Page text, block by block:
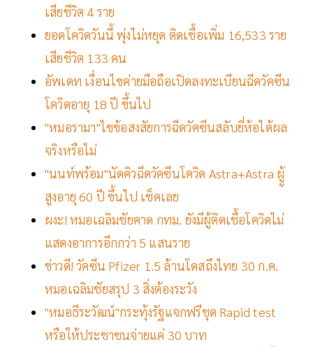
เสียชีวิต 4 ราย
ยอดโควิดวันนี้ พุ่งไม่หยุด ติดเชื้อเพิ่ม 16,533 ราย
เสียชีวิต 133 คน
อัพเดท เงื่อนไขค่ายมือถือเปิดลงทะเบียนฉีดวัคซีน
โควิดอายุ 18 ปี ขึ้นไป
"หมอรามา"ไขข้อสงสัยการฉีดวัคซีนสลับยี่ห้อได้ผล
จริงหรือไม่
"นนท์พร้อม"นัดคิวฉีดวัคซีนโควิด Astra+Astra ผูู้
สูงอายุ 60 ปี ขึ้นไป เช็คเลย
ผงะ! หมอเฉลิมชัยคาด กทม. ยังมีผู้ติดเชื้อโควิดไม่
แสดงอาการอีกกว่า 5 แสนราย
ข่าวดี! วัคซีน Pfizer 1.5 ล้านโดสถึงไทย 30 ก.ค.
หมอเฉลิมชัยสรุป 3 สิ่งต้องระวัง
"หมอธีระวัฒน์"กระทุ้งรัฐแจกฟรีชุด Rapid test
หรือให้ประชาชนจ่ายแค่ 30 บาท